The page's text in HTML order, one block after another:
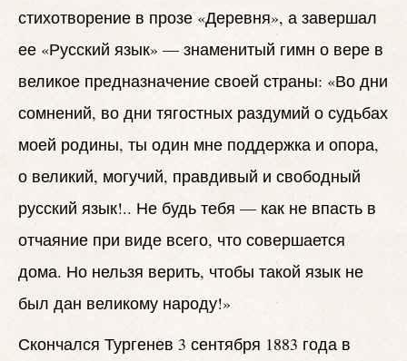
стихотворение в прозе «Деревня», а завершал
ее «Русский язык» — знаменитый гимн о вере в
великое предназначение своей страны: «Во дни
сомнений, во дни тягостных раздумий о судьбах
моей родины, ты один мне поддержка и опора,
о великий, могучий, правдивый и свободный
русский язык!.. Не будь тебя — как не впасть в
отчаяние при виде всего, что совершается
дома. Но нельзя верить, чтобы такой язык не
был дан великому народу!»
Скончался Тургенев 3 сентября 1883 года в